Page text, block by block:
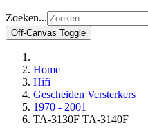
Zoeken...
Off-Canvas Toggle
Home
Hifi
Gescheiden Versterkers
1970 - 2001
TA-3130F TA-3140F